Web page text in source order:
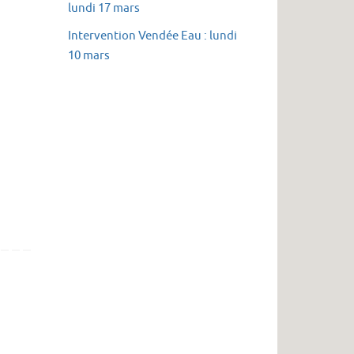
lundi 17 mars
Intervention Vendée Eau : lundi
10 mars